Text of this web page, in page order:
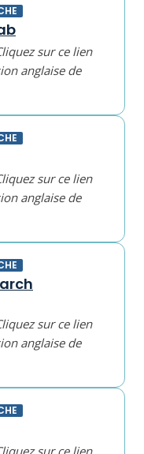
sur ce lien
anglaise de
sur ce lien
anglaise de
sur ce lien
anglaise de
sur ce lien